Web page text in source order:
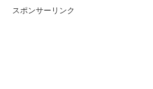
スポンサーリンク